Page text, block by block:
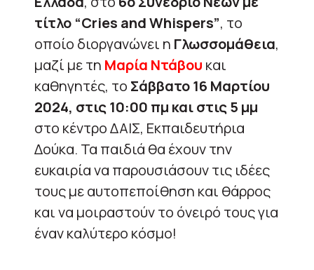
τίτλο “Cries and Whispers”, το
οποίο διοργανώνει η Γλωσσομάθεια,
μαζί με τη Μαρία Ντάβου και
καθηγητές, το Σάββατο 16 Μαρτίου
2024, στις 10:00 πμ και στις 5 μμ
στο κέντρο ΔΑΙΣ, Εκπαιδευτήρια
Δούκα. Τα παιδιά θα έχουν την
ευκαιρία να παρουσιάσουν τις ιδέες
τους με αυτοπεποίθηση και θάρρος
και να μοιραστούν το όνειρό τους για
έναν καλύτερο κόσμο!